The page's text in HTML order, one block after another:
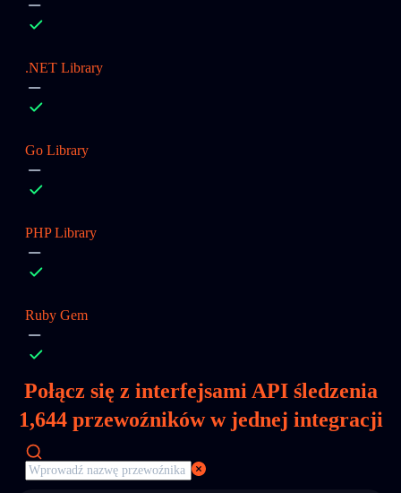
.NET Library
Go Library
PHP Library
Ruby Gem
Połącz się z interfejsami API śledzenia
1,644przewoźników w jednej integracji